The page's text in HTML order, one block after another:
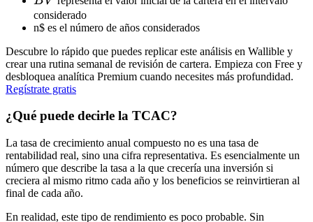
considerado
n$ es el número de años considerados
Descubre lo rápido que puedes replicar este análisis en Wallible y
crear una rutina semanal de revisión de cartera. Empieza con Free y
desbloquea analítica Premium cuando necesites más profundidad.
Regístrate gratis
¿Qué puede decirle la TCAC?
La tasa de crecimiento anual compuesto no es una tasa de
rentabilidad real, sino una cifra representativa. Es esencialmente un
número que describe la tasa a la que crecería una inversión si
creciera al mismo ritmo cada año y los beneficios se reinvirtieran al
final de cada año.
En realidad, este tipo de rendimiento es poco probable. Sin